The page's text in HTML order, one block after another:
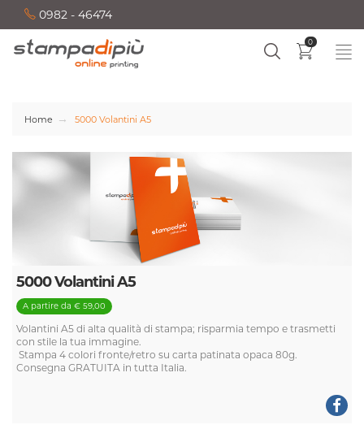
0982 - 46474
0
Home 5000 Volantini A5
5000 Volantini A5
A partire da € 59,00
Volantini A5 di alta qualità di stampa; risparmia tempo e trasmetti
con stile la tua immagine.
Stampa 4 colori fronte/retro su carta patinata opaca 80g.
Consegna GRATUITA in tutta Italia.